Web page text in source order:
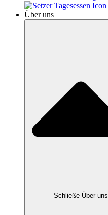
Über uns
Schließe Über uns